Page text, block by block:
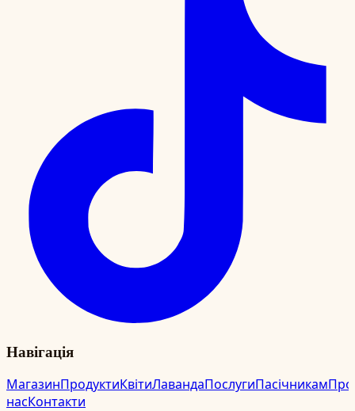
Навігація
МагазинПродуктиКвітиЛавандаПослугиПасічникамПро
насКонтакти